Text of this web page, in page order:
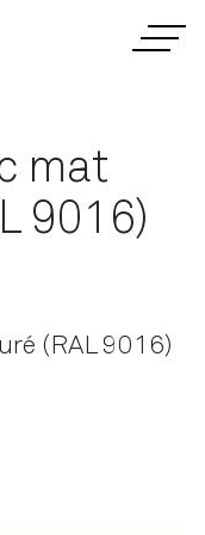
mat
9016)
(RAL 9016)